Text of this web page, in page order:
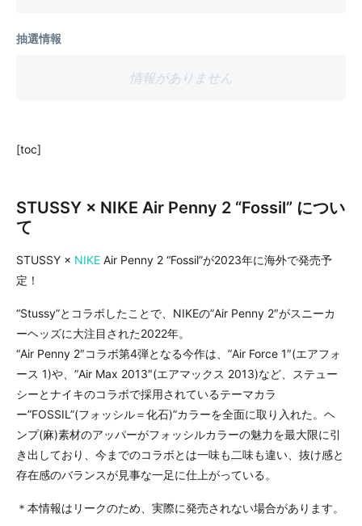
抽選情報
情報がありません
[toc]
STUSSY × NIKE Air Penny 2 “Fossil” につい
て
STUSSY × NIKE Air Penny 2 “Fossil”が2023年に海外で発売予
定！
“Stussy”とコラボしたことで、NIKEの”Air Penny 2″がスニーカ
ーヘッズに大注目された2022年。
“Air Penny 2″コラボ第4弾となる今作は、”Air Force 1″(エアフォ
ース 1)や、”Air Max 2013″(エアマックス 2013)など、ステュー
シーとナイキのコラボで採用されているテーマカラ
ー”FOSSIL”(フォッシル＝化石)”カラーを全面に取り入れた。ヘ
ンプ(麻)素材のアッパーがフォッシルカラーの魅力を最大限に引
き出しており、今までのコラボとは一味も二味も違い、抜け感と
存在感のバランスが見事な一足に仕上がっている。
＊本情報はリークのため、実際に発売されない場合があります。